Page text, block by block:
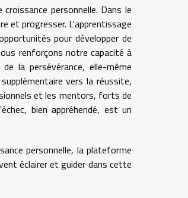
personnelle. Dans le
et progresser. L'apprentissage
pour développer de
renforçons notre capacité à
la persévérance, elle-même
vers la réussite,
et les mentors, forts de
bien appréhendé, est un
personnelle, la plateforme
éclairer et guider dans cette